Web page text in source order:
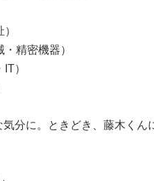
精密機器）
）
分に。ときどき、藤木くん